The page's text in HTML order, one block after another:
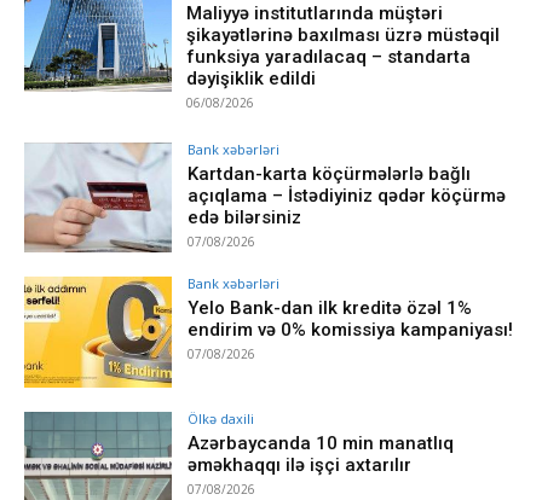
Maliyyə institutlarında müştəri
şikayətlərinə baxılması üzrə müstəqil
funksiya yaradılacaq – standarta
dəyişiklik edildi
06/08/2026
Bank xəbərləri
Kartdan-karta köçürmələrlə bağlı
açıqlama – İstədiyiniz qədər köçürmə
edə bilərsiniz
07/08/2026
Bank xəbərləri
Yelo Bank-dan ilk kreditə özəl 1%
endirim və 0% komissiya kampaniyası!
07/08/2026
Ölkə daxili
Azərbaycanda 10 min manatlıq
əməkhaqqı ilə işçi axtarılır
07/08/2026